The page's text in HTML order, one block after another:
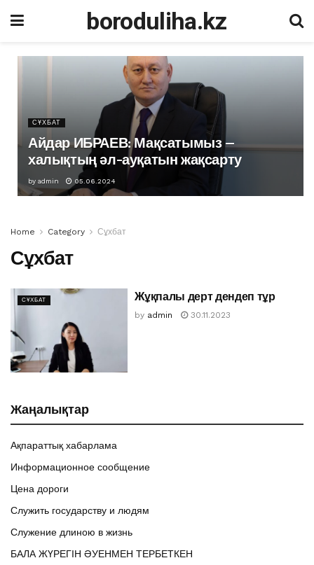
boroduliha.kz
СҰХБАТ
Айдар ИБРАЕВ: Мақсатымыз –
халықтың әл-ауқатын жақсарту
by admin 05.06.2024
Home Category Сұхбат
Сұхбат
СҰХБАТ Жұқпалы дерт дендеп тұр
by admin 30.11.2023
Жаңалықтар
Ақпараттық хабарлама
Информационное сообщение
Цена дороги
Служить государству и людям
Служение длиною в жизнь
БАЛА ЖҮРЕГІН ӘУЕНМЕН ТЕРБЕТКЕН